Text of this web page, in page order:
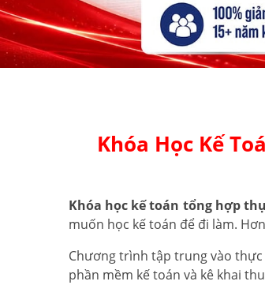
Khóa Học Kế
Khóa học kế toán tổng hợp
muốn học kế toán để đi làm.
Chương trình tập trung vào thực
phần mềm kế toán và kê khai